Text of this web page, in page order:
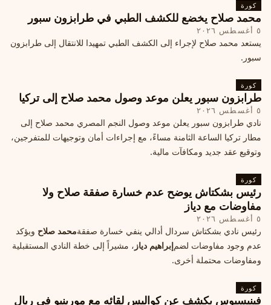
كورة
محمد صلاح يخضع للكشف الطبي في طرابزون سبور
٥ أغسطس ٢٠٢٦
يستعد محمد صلاح لإجراء إلى الكشف الطبي تمهيدا للانتقال إلى طرابزون
سبور.
كورة
طرابزون سبور يعلن موعد وصول محمد صلاح إلى تركيا
٥ أغسطس ٢٠٢٦
نادي طرابزون سبور يعلن موعد وصول النجم المصري محمد صلاح إلى
مطار تركيا الساعة الثامنة مساءً، مع إجراءات أمان وتوجيهات للمتفرجين،
وتوقيع عقد جديد ومكافآت مالية.
كورة
رئيس بشكتاش يوضح عدم خسارة صفقة صلاح ولا
مفاوضات مع دياز
٥ أغسطس ٢٠٢٦
رئيس نادي بشكتاش سردال أدالي ينفي خسارة صفقةمحمد صلاح ويؤكد
عدم وجود مفاوضات لضمإبراهيم دياز ، مشيراً إلى خطة النادي المستقبلية
ومفاوضات محتملة أخرى.
كورة
فينيسيوس يكشف عن كواليس لقائه مع مورينيو في ريال